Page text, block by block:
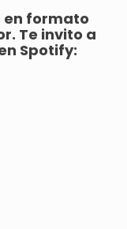
en formato
Te invito a
Spotify: